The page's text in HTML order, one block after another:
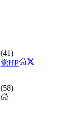
(41)
党HP
(58)